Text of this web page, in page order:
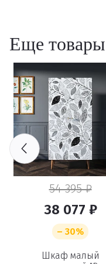
Еще
54 395 ₽
38 077 ₽
– 30%
Шкаф малый